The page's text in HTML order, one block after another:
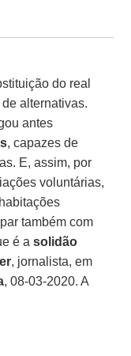
do real
alternativas.
antes
, capazes de
E, assim, por
voluntárias,
também com
é asolidão
, jornalista, em
, 08-03-2020. A